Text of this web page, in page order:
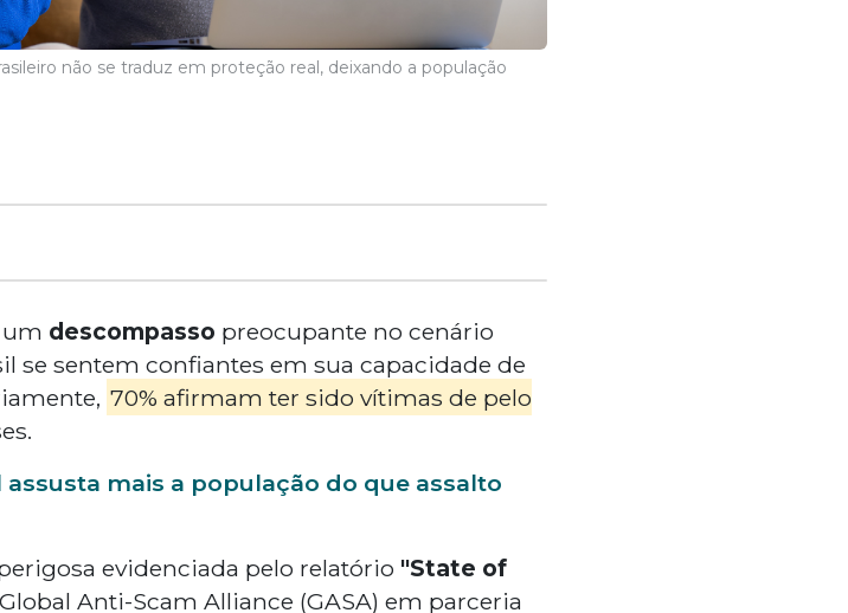
não se traduz em proteção real, deixando a população
descompasso preocupante no cenário
se sentem confiantes em sua capacidade de
70% afirmam ter sido vítimas de pelo
mais a população do que assalto
evidenciada pelo relatório "State of
Anti-Scam Alliance (GASA) em parceria